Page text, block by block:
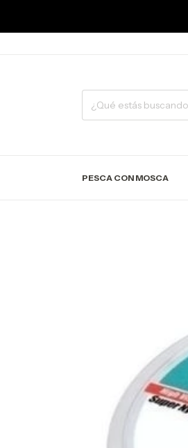
PESCA CON MOSCA